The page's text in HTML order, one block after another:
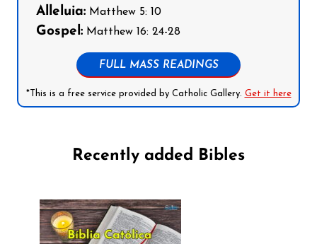
Alleluia: Matthew 5: 10
Gospel: Matthew 16: 24-28
FULL MASS READINGS
*This is a free service provided by Catholic Gallery. Get it here
Recently added Bibles